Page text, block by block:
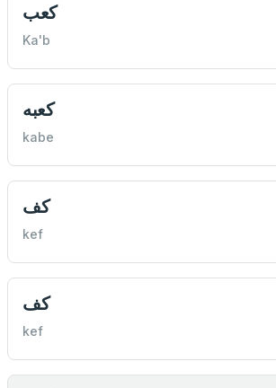
كعب
Ka'b
كعبه
kabe
كف
kef
كف
kef